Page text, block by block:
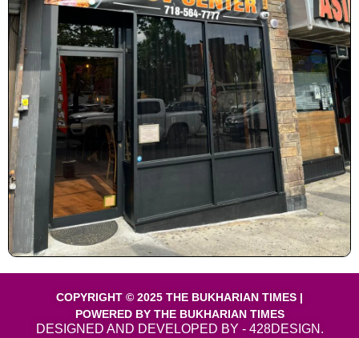
COPYRIGHT © 2025 THE BUKHARIAN TIMES |
POWERED BY THE BUKHARIAN TIMES
DESIGNED AND DEVELOPED BY - 428DESIGN.